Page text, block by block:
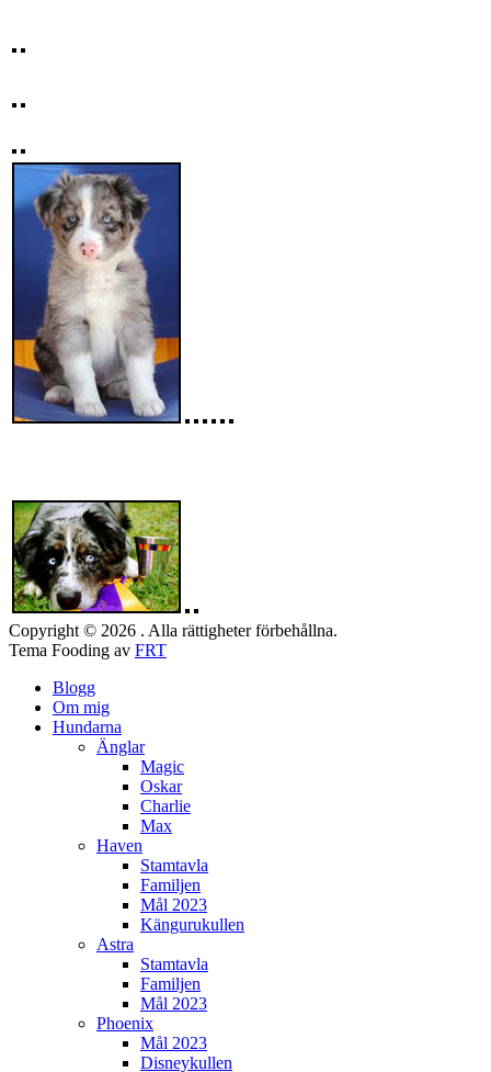
Copyright © 2026 . Alla rättigheter förbehållna.
Tema Fooding av FRT
Blogg
Om mig
Hundarna
Änglar
Magic
Oskar
Charlie
Max
Haven
Stamtavla
Familjen
Mål 2023
Kängurukullen
Astra
Stamtavla
Familjen
Mål 2023
Phoenix
Mål 2023
Disneykullen